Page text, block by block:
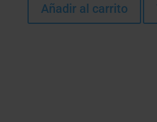
Añadir al carrito